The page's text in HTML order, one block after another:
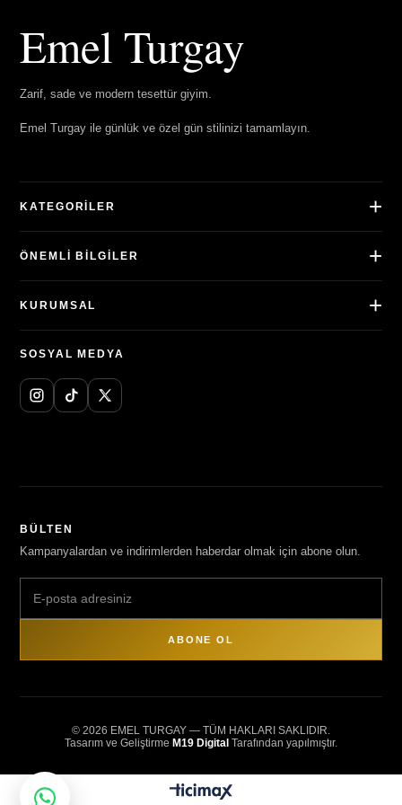
Emel Turgay
Zarif, sade ve modern tesettür giyim.
Emel Turgay ile günlük ve özel gün stilinizi tamamlayın.
KATEGORILER
ÖNEMLI BILGILER
KURUMSAL
SOSYAL MEDYA
BÜLTEN
Kampanyalardan ve indirimlerden haberdar olmak için abone olun.
ABONE OL
© 2026 EMEL TURGAY — TÜM HAKLARI SAKLIDIR.
Tasarım ve Geliştirme M19 Digital Tarafından yapılmıştır.